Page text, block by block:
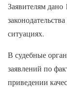
Заявителям дано
ситуациях.
В судебные
заявлений по
приведении